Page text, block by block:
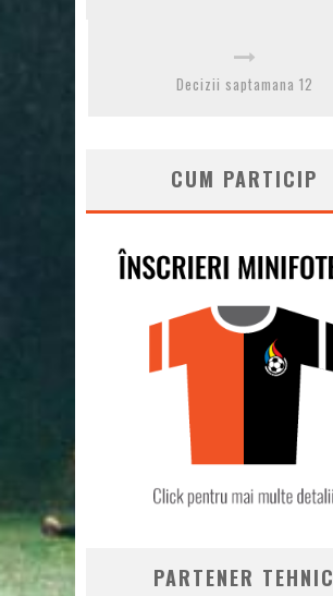
Decizii saptamana 12
CUM PARTICIP
PARTENER TEHNIC